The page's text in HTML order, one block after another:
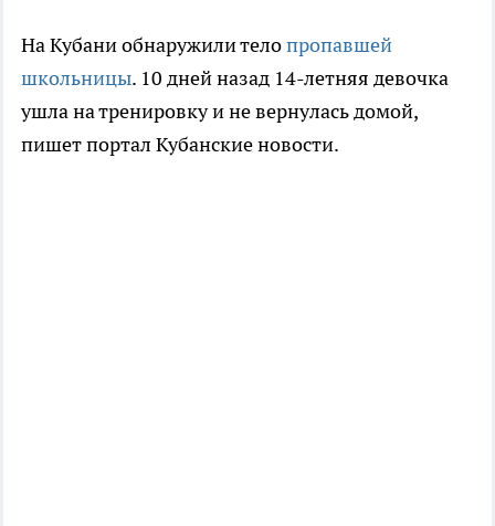
На Кубани обнаружили телопропавшей
школьницы. 10 дней назад 14-летняя девочка
ушла на тренировку и не вернулась домой,
пишет портал Кубанские новости.